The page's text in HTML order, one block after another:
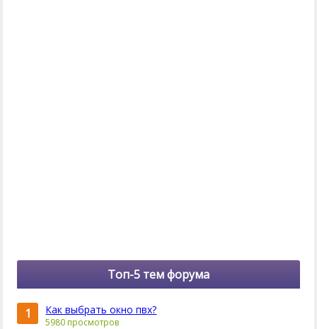
Топ-5 тем форума
1 Как выбрать окно пвх?
5980 просмотров